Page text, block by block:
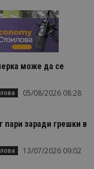
може да се
05/08/2026 08:28
пари заради грешки в
13/07/2026 09:02